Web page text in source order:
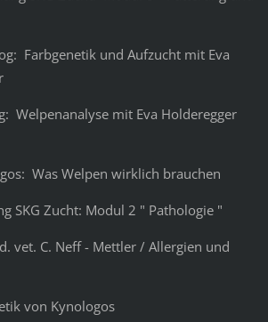
Farbgenetik und Aufzucht mit Eva
Welpenanalyse mit Eva Holderegger
Was Welpen wirklich brauchen
SKG Zucht: Modul 2 " Pathologie "
vet. C. Neff - Mettler / Allergien und
von Kynologos